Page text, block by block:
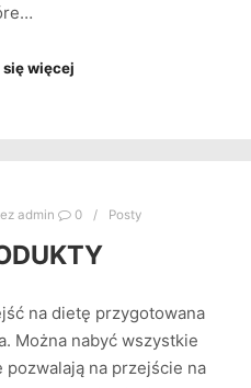
więcej
admin 0 Posty
na dietę przygotowana
Można nabyć wszystkie
na przejście na